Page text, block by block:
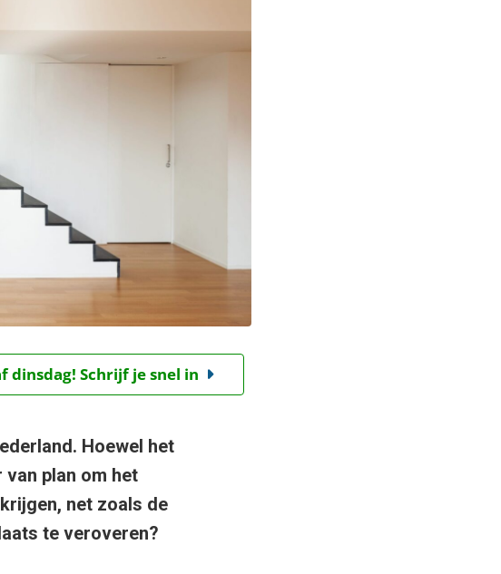
dinsdag! Schrijf je snel in
Hoewel het
plan om het
net zoals de
te veroveren?